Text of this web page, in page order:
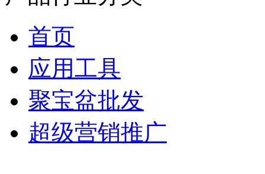
首页
应用工具
聚宝盆批发
超级营销推广